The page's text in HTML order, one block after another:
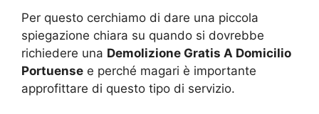
Per questo cerchiamo di dare una piccola
spiegazione chiara su quando si dovrebbe
richiedere una Demolizione Gratis A Domicilio
Portuense e perché magari è importante
approfittare di questo tipo di servizio.